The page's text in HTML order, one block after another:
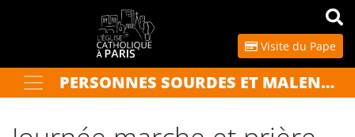
Visite du Pape
Votre recherche OKPERSONNES SOURDES ET MALENTENDANTES
Panneau de gestion des cookies